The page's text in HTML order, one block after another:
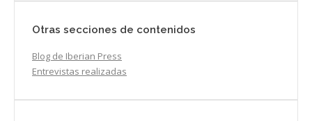
Otras secciones de contenidos
Blog de Iberian Press
Entrevistas realizadas